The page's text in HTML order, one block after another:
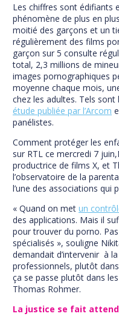
Les chiffres sont édifiants
phénomène de plus en
moitié des garçons et un
régulièrement des films
garçon sur 5 consulte
total, 2,3 millions de
images pornographiques
moyenne chaque mois,
chez les adultes. Tels
étude publiée par l’Arcom
panélistes.
Comment protéger les
sur RTL ce mercredi 7
productrice de films X, et
l’observatoire de la
l’une des associations qui
« Quand on met un
des applications. Mais il
pour trouver du porno.
spécialisés », souligne
demandait d’intervenir à
professionnels, plutôt
ça se passe plutôt dans
Thomas Rohmer.
La justice se fait